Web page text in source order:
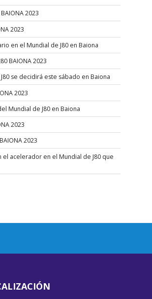
BAIONA 2023
2023
en el Mundial de J80 en Baiona
BAIONA 2023
se decidirá este sábado en Baiona
2023
Mundial de J80 en Baiona
2023
2023
el acelerador en el Mundial de J80 que